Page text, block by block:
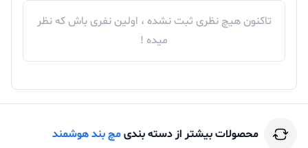
تاکنون هیچ نظری ثبت نشده ، اولین نفری باش که نظر
میده !
محصولات بیشتر از دسته بندیمچ بند هوشمند